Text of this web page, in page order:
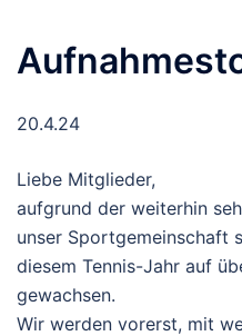
20.4.24
Liebe Mitglieder,
aufgrund der weiterhin
unser Sportgemeinschaft
diesem Tennis-Jahr auf
gewachsen.
Wir werden vorerst, mit